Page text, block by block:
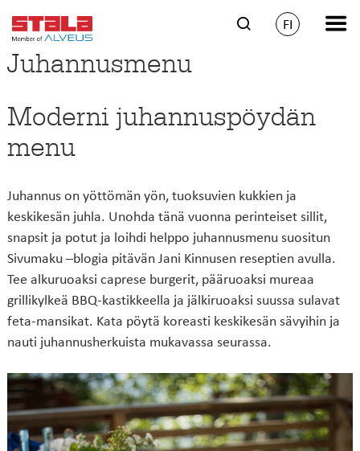
FI
Juhannusmenu
Moderni juhannuspöydän
menu
Juhannus on yöttömän yön, tuoksuvien kukkien ja
keskikesän juhla. Unohda tänä vuonna perinteiset sillit,
snapsit ja potut ja loihdi helppo juhannusmenu suositun
Sivumaku –blogia pitävän Jani Kinnusen reseptien avulla.
Tee alkuruoaksi caprese burgerit, pääruoaksi mureaa
grillikylkeä BBQ-kastikkeella ja jälkiruoaksi suussa sulavat
feta-mansikat. Kata pöytä koreasti keskikesän sävyihin ja
nauti juhannusherkuista mukavassa seurassa.